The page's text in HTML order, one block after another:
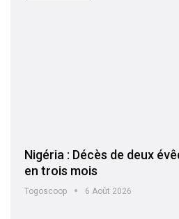
Nigéria : Décès de deux
en trois mois
Togoscoop 6 Août 2026